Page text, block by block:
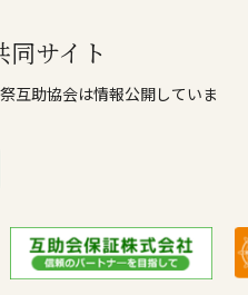
サイト
互助協会は情報公開していま